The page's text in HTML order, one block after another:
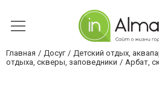
Главная Досуг Детский отдых,
отдыха, скверы, заповедники
Арбат,